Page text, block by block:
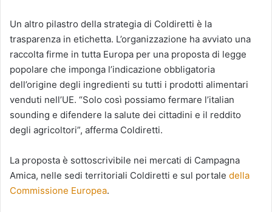
Un altro pilastro della strategia di Coldiretti è la
trasparenza in etichetta. L’organizzazione ha avviato una
raccolta firme in tutta Europa per una proposta di legge
popolare che imponga l’indicazione obbligatoria
dell’origine degli ingredienti su tutti i prodotti alimentari
venduti nell’UE. “Solo così possiamo fermare l’italian
sounding e difendere la salute dei cittadini e il reddito
degli agricoltori”, afferma Coldiretti.
La proposta è sottoscrivibile nei mercati di Campagna
Amica, nelle sedi territoriali Coldiretti e sul portale della
Commissione Europea.